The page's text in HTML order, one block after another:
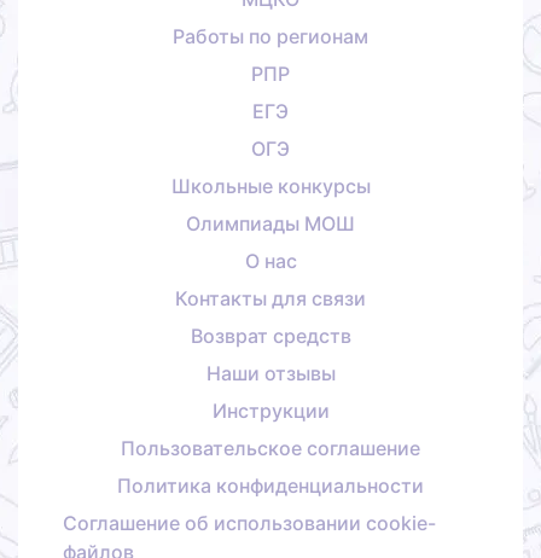
Работы по регионам
РПР
ЕГЭ
ОГЭ
Школьные конкурсы
Олимпиады МОШ
О нас
Контакты для связи
Возврат средств
Наши отзывы
Инструкции
Пользовательское соглашение
Политика конфиденциальности
Соглашение об использовании cookie-
файлов